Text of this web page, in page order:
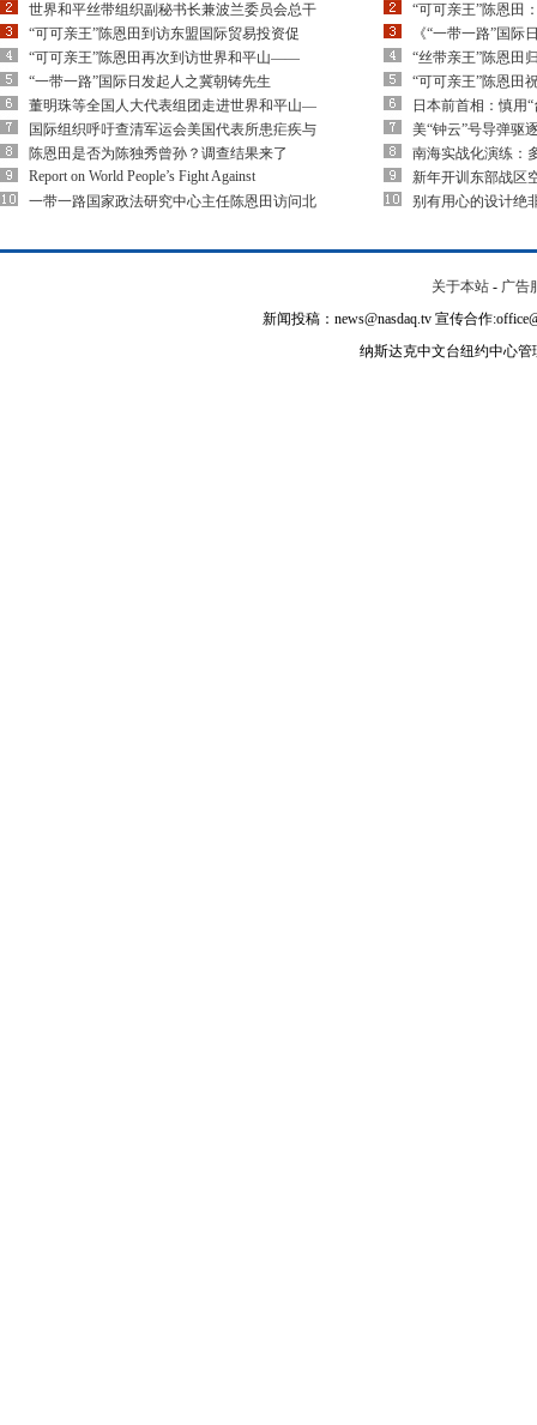
世界和平丝带组织副秘书长兼波兰委员会总干
“可可亲王”陈恩田到访东盟国际贸易投资促
“可可亲王”陈恩田再次到访世界和平山——
“一带一路”国际日发起人之冀朝铸先生
董明珠等全国人大代表组团走进世界和平山—
国际组织呼吁查清军运会美国代表所患疟疾与
陈恩田是否为陈独秀曾孙？调查结果来了
Report on World People’s Fight Against
一带一路国家政法研究中心主任陈恩田访问北
“可可亲王”陈恩田
《“一带一路”国际
“丝带亲王”陈恩田
“可可亲王”陈恩田
日本前首相：慎用
美“钟云”号导弹驱
南海实战化演练：
新年开训东部战区
别有用心的设计绝
关于本站 - 广告
新闻投稿：news@nasdaq.tv 宣传合作
纳斯达克中文台纽约中心管